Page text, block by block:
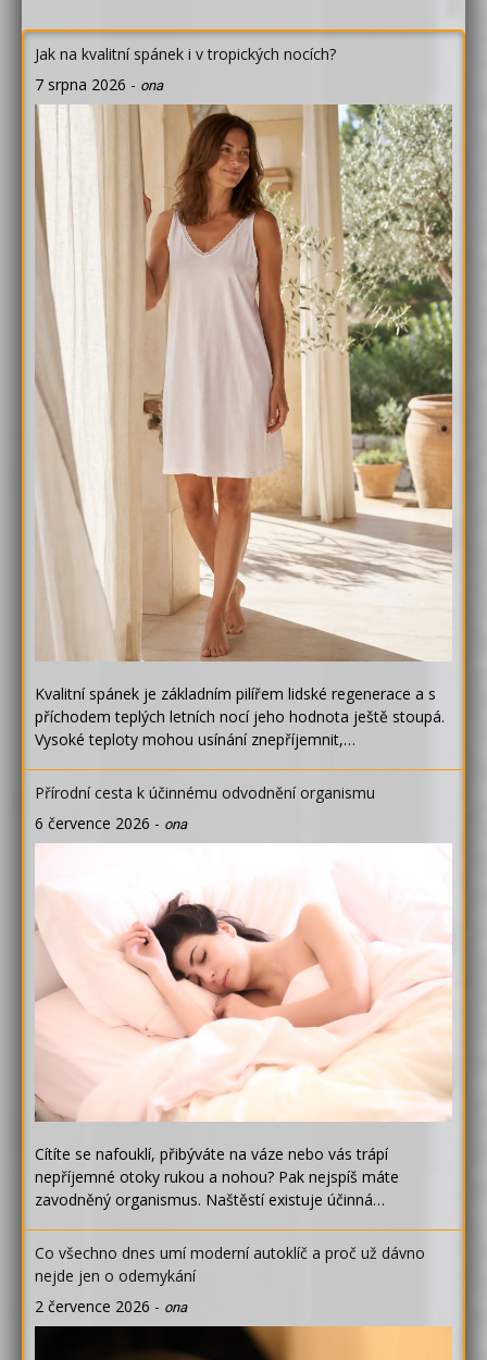
Jak na kvalitní spánek i v tropických nocích?
7 srpna 2026 - ona
Kvalitní spánek je základním pilířem lidské regenerace a s
příchodem teplých letních nocí jeho hodnota ještě stoupá.
Vysoké teploty mohou usínání znepříjemnit,…
Přírodní cesta k účinnému odvodnění organismu
6 července 2026 - ona
Cítíte se nafouklí, přibýváte na váze nebo vás trápí
nepříjemné otoky rukou a nohou? Pak nejspíš máte
zavodněný organismus. Naštěstí existuje účinná…
Co všechno dnes umí moderní autoklíč a proč už dávno
nejde jen o odemykání
2 července 2026 - ona